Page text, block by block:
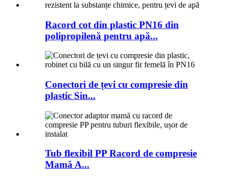
Racord cot din plastic PN16 din
polipropilenă pentru apă...
Conectori de țevi cu compresie din
plastic Sin...
Tub flexibil PP Racord de compresie
Mamă A...